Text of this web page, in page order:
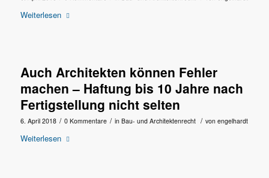
Weiterlesen
Auch Architekten können Fehler
machen – Haftung bis 10 Jahre nach
Fertigstellung nicht selten
6. April 2018 / 0 Kommentare / in Bau- und Architektenrecht / von engelhardt
Weiterlesen